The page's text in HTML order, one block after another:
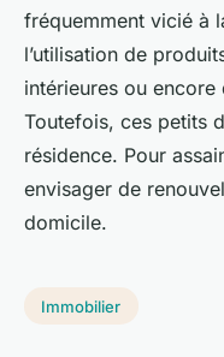
fréquemment vicié à
l’utilisation de
intérieures ou encore
Toutefois, ces petits
résidence. Pour
envisager de
domicile.
Immobilier